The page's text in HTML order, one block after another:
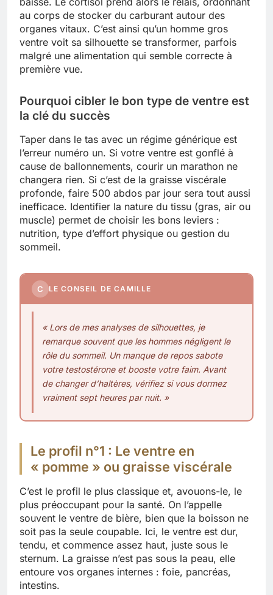
au corps de stocker du carburant autour des
organes vitaux. C’est ainsi qu’un homme gros
ventre voit sa silhouette se transformer, parfois
malgré une alimentation qui semble correcte à
première vue.
Pourquoi cibler le bon type de ventre est
la clé du succès
Taper dans le tas avec un régime générique est
l’erreur numéro un. Si votre ventre est gonflé à
cause de ballonnements, courir un marathon ne
changera rien. Si c’est de la graisse viscérale
profonde, faire 500 abdos par jour sera tout aussi
inefficace. Identifier la nature du tissu (gras, air ou
muscle) permet de choisir les bons leviers :
nutrition, type d’effort physique ou gestion du
sommeil.
C LE CONSEIL DE CAMILLE
« Lors de mes analyses de silhouettes, je
remarque souvent que les hommes négligent le
rôle du sommeil. Un manque de repos sabote
votre testostérone et booste votre faim. Avant
de changer d’haltères, vérifiez si vous dormez
vraiment sept heures par nuit. »
Le profil n°1 : Le ventre en
« pomme » ou graisse viscérale
C’est le profil le plus classique et, avouons-le, le
plus préoccupant pour la santé. On l’appelle
souvent le ventre de bière, bien que la boisson ne
soit pas la seule coupable. Ici, le ventre est dur,
tendu, et commence assez haut, juste sous le
sternum. La graisse n’est pas sous la peau, elle
entoure vos organes internes : foie, pancréas,
intestins.